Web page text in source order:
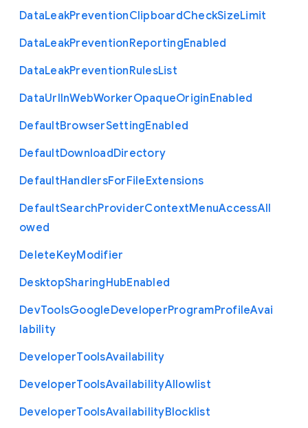
DataLeakPreventionClipboardCheckSizeLimit
DataLeakPreventionReportingEnabled
DataLeakPreventionRulesList
DataUrlInWebWorkerOpaqueOriginEnabled
DefaultBrowserSettingEnabled
DefaultDownloadDirectory
DefaultHandlersForFileExtensions
DefaultSearchProviderContextMenuAccessAll
owed
DeleteKeyModifier
DesktopSharingHubEnabled
DevToolsGoogleDeveloperProgramProfileAvai
lability
DeveloperToolsAvailability
DeveloperToolsAvailabilityAllowlist
DeveloperToolsAvailabilityBlocklist